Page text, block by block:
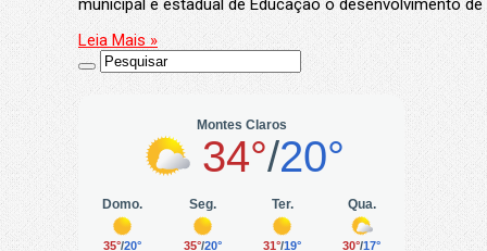
municipal e estadual de Educação o desenvolvimento de
Leia Mais »